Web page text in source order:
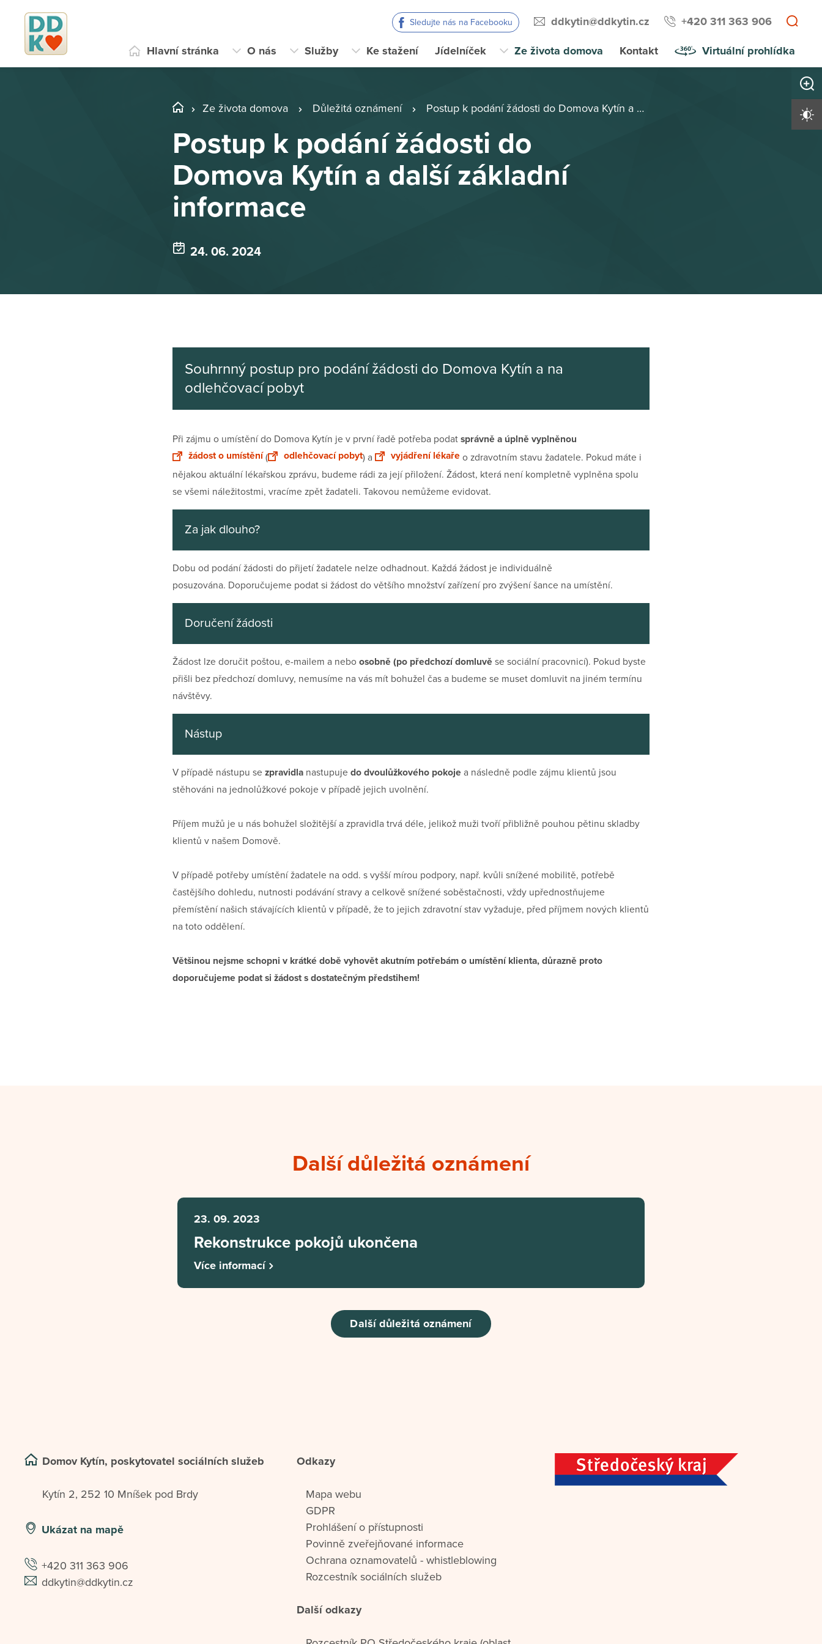
Sledujte nás na Facebooku ddkytin@ddkytin.cz +420 311 363 906
Hlavní stránka O nás Služby Ke stažení Jídelníček Ze života domova Kontakt Virtuální prohlídka
Ze života domova Důležitá oznámení Postup k podání žádosti do Domova Kytín a další základní informace
Postup k podání žádosti do
Domova Kytín a další základní
informace
24. 06. 2024
Souhrnný postup pro podání žádosti do Domova Kytín a na
odlehčovací pobyt
Při zájmu o umístění do Domova Kytín je v první řadě potřeba podat správně a úplně vyplněnou
žádost o umístění ( odlehčovací pobyt) a vyjádření lékaře o zdravotním stavu žadatele. Pokud máte i
nějakou aktuální lékařskou zprávu, budeme rádi za její přiložení. Žádost, která není kompletně vyplněna spolu
se všemi náležitostmi, vracíme zpět žadateli. Takovou nemůžeme evidovat.
Za jak dlouho?
Dobu od podání žádosti do přijetí žadatele nelze odhadnout. Každá žádost je individuálně
posuzována. Doporučujeme podat si žádost do většího množství zařízení pro zvýšení šance na umístění.
Doručení žádosti
Žádost lze doručit poštou, e-mailem a nebo osobně (po předchozí domluvě se sociální pracovnicí). Pokud byste
přišli bez předchozí domluvy, nemusíme na vás mít bohužel čas a budeme se muset domluvit na jiném termínu
návštěvy.
Nástup
V případě nástupu se zpravidla nastupuje do dvoulůžkového pokoje a následně podle zájmu klientů jsou
stěhováni na jednolůžkové pokoje v případě jejich uvolnění.
Příjem mužů je u nás bohužel složitější a zpravidla trvá déle, jelikož muži tvoří přibližně pouhou pětinu skladby
klientů v našem Domově.
V případě potřeby umístění žadatele na odd. s vyšší mírou podpory, např. kvůli snížené mobilitě, potřebě
častějšího dohledu, nutnosti podávání stravy a celkově snížené soběstačnosti, vždy upřednostňujeme
přemístění našich stávajících klientů v případě, že to jejich zdravotní stav vyžaduje, před příjmem nových klientů
na toto oddělení.
Většinou nejsme schopni v krátké době vyhovět akutním potřebám o umístění klienta, důrazně proto
doporučujeme podat si žádost s dostatečným předstihem!
Další důležitá oznámení
23. 09. 2023
Rekonstrukce pokojů ukončena
Více informací
Další důležitá oznámení
Domov Kytín, poskytovatel sociálních služeb
Kytín 2, 252 10 Mníšek pod Brdy
Ukázat na mapě
+420 311 363 906
ddkytin@ddkytin.cz
Odkazy
Mapa webu
GDPR
Prohlášení o přístupnosti
Povinně zveřejňované informace
Ochrana oznamovatelů - whistleblowing
Rozcestník sociálních služeb
Další odkazy